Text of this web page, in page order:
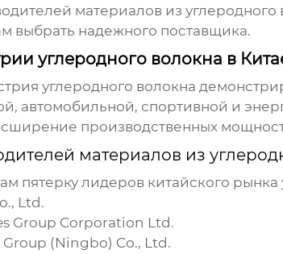
материалов из углеродного
выбрать надежного поставщика.
углеродного волокна в
углеродного волокна
автомобильной, спортивной и
производственных
материалов из
пятерку лидеров китайского
Ltd.
Group Corporation Ltd.
(Ningbo) Co., Ltd.